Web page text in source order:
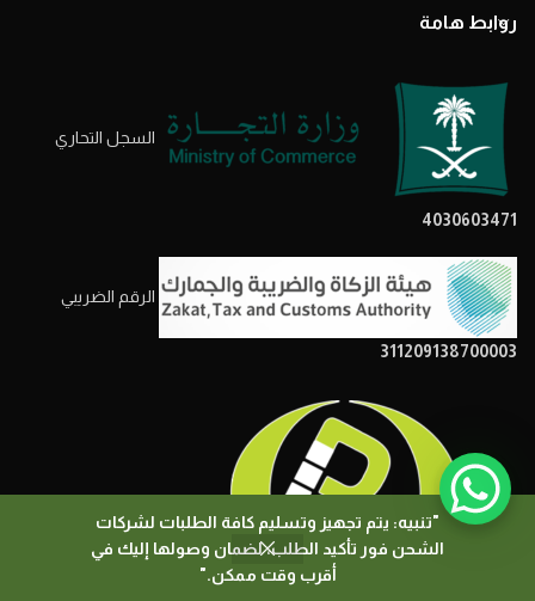
"تنبيه: يتم تجهيز وتسليم كافة الطلبات لشركات
الشحن فور تأكيد الطلب، لضمان وصولها إليك في
أقرب وقت ممكن."
روابط هامة
السجل التحاري
4030603471
الرقم الضريبي
311209138700003